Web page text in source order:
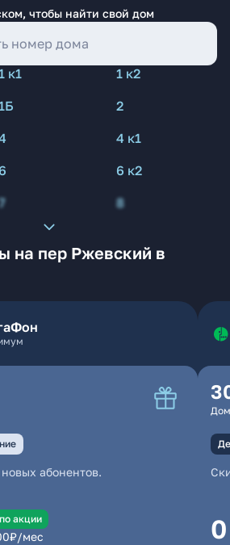
чтобы найти свой дом
к1
1 к2
2
4 к1
6
6 к2
7 8
на пер Ржевский в
абонентов.
акции
₽/мес 0